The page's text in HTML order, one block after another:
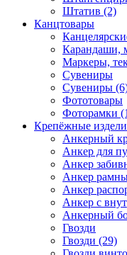
Штатив (2)
Канцтовары
Карандаши,
Маркеры,
Сувениры
Сувениры
Фототовары
Фоторамки
Крепёжные
Анкерный
Анкер для
Анкер
Анкер
Анкер
Анкер с
Анкерный
Гвозди
Гвозди (29)